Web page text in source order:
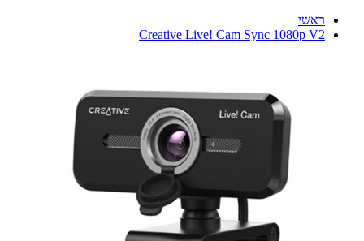
ראשי
Creative Live! Cam Sync 1080p V2